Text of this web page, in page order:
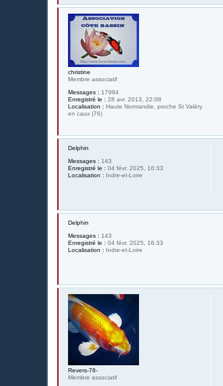
christine
Membre associatif
Messages : 17994
Enregistré le : 28 avr. 2013, 22:08
Localisation : Haute Normandie, proche St Valéry
en caux (76)
Delphin
Messages : 143
Enregistré le : 04 févr. 2025, 16:33
Localisation : Indre-et-Loire
Delphin
Messages : 143
Enregistré le : 04 févr. 2025, 16:33
Localisation : Indre-et-Loire
Revers-76-
Membre associatif